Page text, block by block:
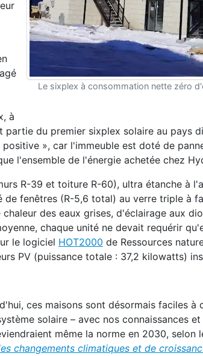
Le sixplex à consommation nette zéro
à
partie du premier sixplex solaire au pays
», car l'immeuble est doté de
l'ensemble de l'énergie achetée chez
R-39 et toiture R-60), ultra étanche à
de fenêtres (R-5,6 total) au verre triple à
des eaux grises, d'éclairage aux
chaque unité ne devait requérir
le logiciel HOT2000 de Ressources
PV (puissance totale : 37,2 kilowatts)
ces maisons sont désormais faciles à
solaire – avec nos connaissances
même la norme en 2030, selon
changements climatiques et de